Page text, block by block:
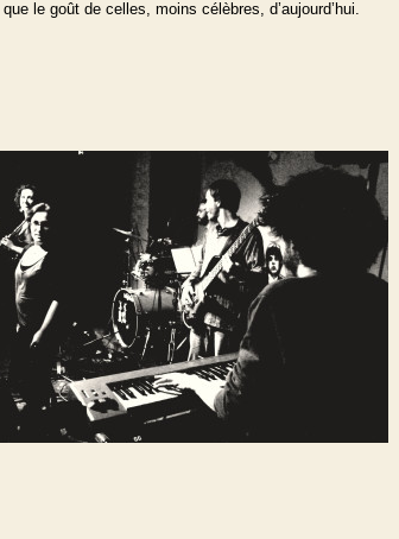
le goût de celles, moins célèbres, d’aujourd’hui.